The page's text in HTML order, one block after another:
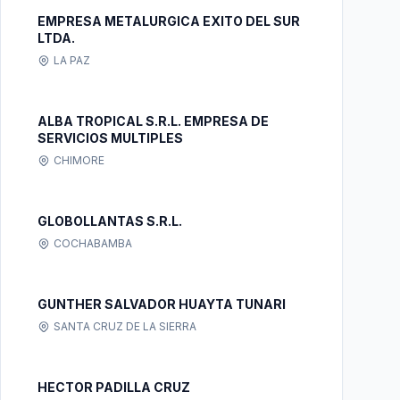
EMPRESA METALURGICA EXITO DEL SUR
LTDA.
LA PAZ
ALBA TROPICAL S.R.L. EMPRESA DE
SERVICIOS MULTIPLES
CHIMORE
GLOBOLLANTAS S.R.L.
COCHABAMBA
GUNTHER SALVADOR HUAYTA TUNARI
SANTA CRUZ DE LA SIERRA
HECTOR PADILLA CRUZ